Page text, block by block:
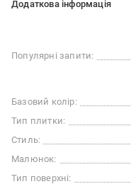
Додаткова інформація
Популярні запити:
Базовий колір:
Тип плитки:
Стиль:
Малюнок:
Тип поверхні: